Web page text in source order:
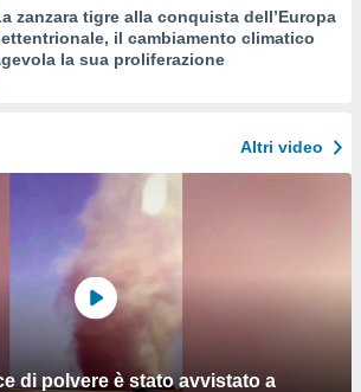
zanzara tigre alla conquista dell’Europa
il cambiamento climatico
la sua proliferazione
Altri video
di polvere è stato avvistato a